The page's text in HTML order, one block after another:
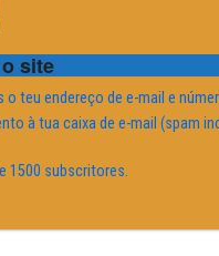
site
teu endereço de e-mail e
à tua caixa de e-mail (spam
1500 subscritores.